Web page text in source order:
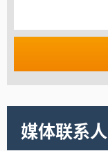
媒体联系人